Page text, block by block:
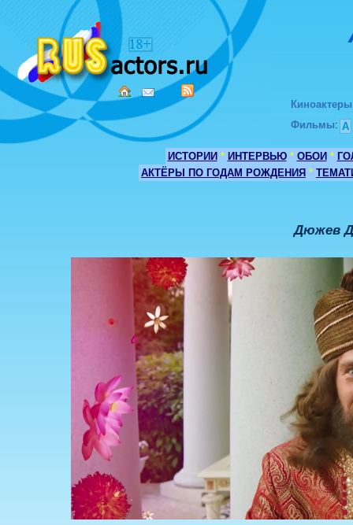
Киноактеры
Фильмы: А
ИСТОРИИ * ИНТЕРВЬЮ * ОБОИ *
АКТЁРЫ ПО ГОДАМ РОЖДЕНИЯ *
Дюжев